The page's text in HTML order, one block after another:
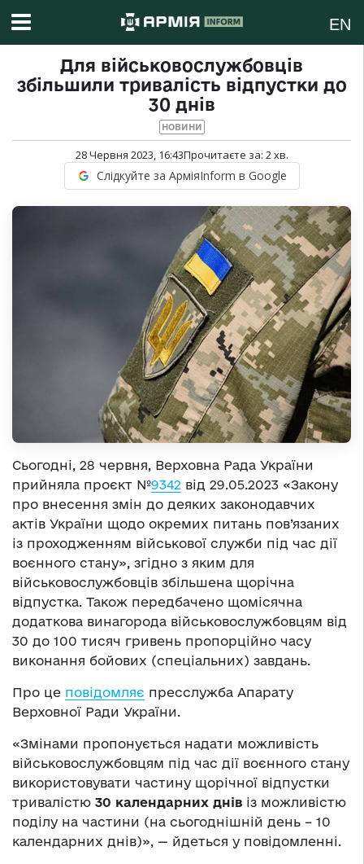
EN
Для військовослужбовців
збільшили тривалість відпустки до
30 днів
НОВИНИ
28 Червня 2023, 16:43Прочитаєте за: 2хв.
Слідкуйте за АрміяInform в Google
Сьогодні, 28 червня, Верховна Рада України
прийняла проєкт №9342 від 29.05.2023 «Закону
про внесення змін до деяких законодавчих
актів України щодо окремих питань пов’язаних
із проходженням військової служби під час дії
воєнного стану», згідно з яким для
військовослужбовців збільшена щорічна
відпустка. Також передбачено щомісячна
додаткова винагорода військовослужбовцям від
30 до 100 тисяч гривень пропорційно часу
виконання бойових (спеціальних) завдань.
Про це повідомляє пресслужба Апарату
Верховної Ради України.
«Змінами пропонується надати можливість
військовослужбовцям під час дії воєнного стану
використовувати частину щорічної відпустки
тривалістю 30 календарних днів із можливістю
поділу на частини (на сьогоднішній день – 10
календарних днів)», — йдеться у повідомленні.